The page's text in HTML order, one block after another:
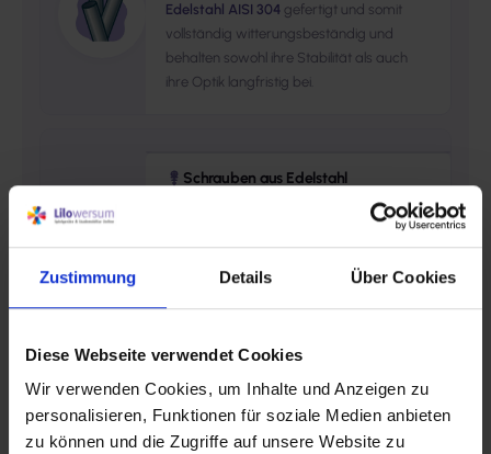
Zustimmung Details Über Cookies
Diese Webseite verwendet Cookies
Wir verwenden Cookies, um Inhalte und Anzeigen zu
personalisieren, Funktionen für soziale Medien anbieten
zu können und die Zugriffe auf unsere Website zu
Edelstahl AISI 304 gefertigt und somit
vollständig witterungsbeständig und
behalten sowohl ihre Stabilität als auch
ihre Optik langfristig bei.
Schrauben aus Edelstahl
Verbindungselemente wie Schrauben,
rostfreiem
Edelstahl.Vandalismussichere
Verschlussschrauben aus
Garantie
10 Jahre Garantiedeckt alle während der
Nutzung auftretenden Mängel ab, die auf